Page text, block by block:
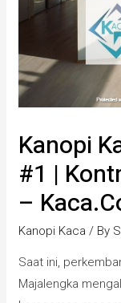
Kanopi
#1 |
–
Kanopi Kaca / By
Saat ini,
Majalengka